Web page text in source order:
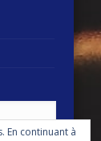
En continuant à